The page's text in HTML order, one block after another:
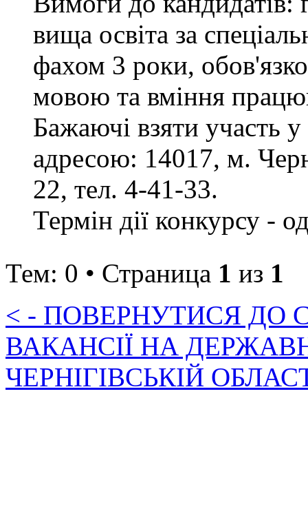
вища освіта за
фахом 3 роки,
мовою та вміння
Бажаючі взяти участь
адресою: 14017, м.
22, тел. 4-41-33.
Термін дії конкурсу -
Тем: 0 • Страница 1 из 1
< - ПОВЕРНУТИСЯ ДО
ВАКАНСІЇ НА
ЧЕРНІГІВСЬКІЙ